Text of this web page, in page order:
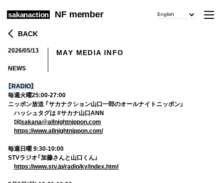
English
sakanaction NF member
BACK
2026/05/13
NEWS
MAY MEDIA INFO
【RADIO】
毎週火曜25:00-27:00
ニッポン放送 「サカナクション山口一郎のオールナイトニッポン」
ハッシュタグは #サカナ山口ANN
✉️sakana@allnightnippon.com
https://www.allnightnippon.com/
毎週日曜 9:30-10:00
STVラジオ「加藤さんと山口くん」
https://www.stv.jp/radio/ky/index.html